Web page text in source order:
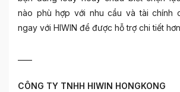
nào phù hợp với nhu cầu và tài chính
ngay với HIWIN để được hỗ trợ chi tiết
CÔNG TY TNHH HIWIN HONGKONG